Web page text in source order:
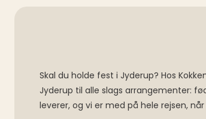
Skal du holde fest i Jyderup? Hos
Jyderup til alle slags arrangementer:
leverer, og vi er med på hele rejsen,